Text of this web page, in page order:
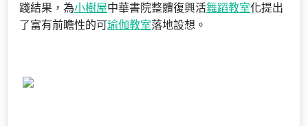
踐結果，為小樹屋中華書院整體復興活舞蹈教室化提出
了富有前瞻性的可瑜伽教室落地設想。